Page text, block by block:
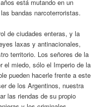
está mutando en un
bandas narcoterroristas.
de ciudades enteras, y la
laxas y antinacionales,
territorio. Los señores de la
el miedo, sólo el Imperio de la
pueden hacerle frente a este
de los Argentinos, nuestra
las riendas de su propio